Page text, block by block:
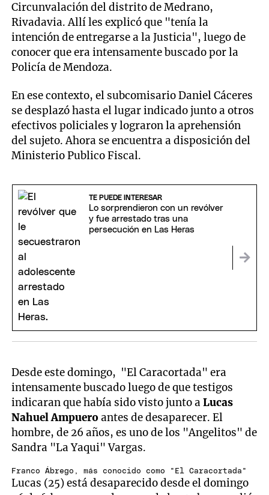
Circunvalación del distrito de Medrano,
Rivadavia. Allí les explicó que "tenía la
intención de entregarse a la Justicia", luego de
conocer que era intensamente buscado por la
Policía de Mendoza.
En ese contexto, el subcomisario Daniel Cáceres
se desplazó hasta el lugar indicado junto a otros
efectivos policiales y lograron la aprehensión
del sujeto. Ahora se encuentra a disposición del
Ministerio Publico Fiscal.
TE PUEDE INTERESAR
Lo sorprendieron con un revólver
y fue arrestado tras una
persecución en Las Heras
Desde este domingo, "El Caracortada" era
intensamente buscado luego de que testigos
indicaran que había sido visto junto aLucas
Nahuel Ampueroantes de desaparecer. El
hombre, de 26 años, es uno de los "Angelitos" de
Sandra "La Yaqui" Vargas.
Franco Ábrego, más conocido como "El Caracortada"
Lucas (25) está desaparecido desde el domingo